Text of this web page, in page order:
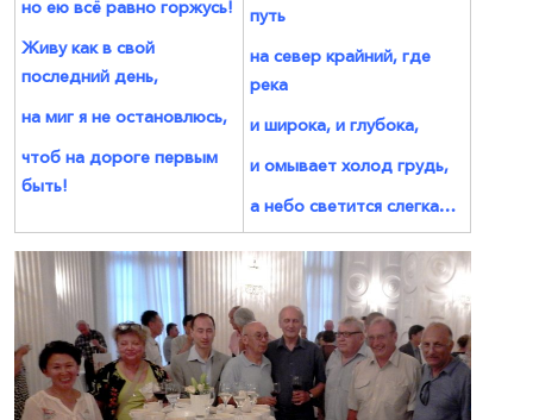
но ею всё равно горжусь!
Живу как в свой
последний день,
на миг я не остановлюсь,
чтоб на дороге первым
быть!
путь
на север крайний, где
река
и широка, и глубока,
и омывает холод грудь,
а небо светится слегка…